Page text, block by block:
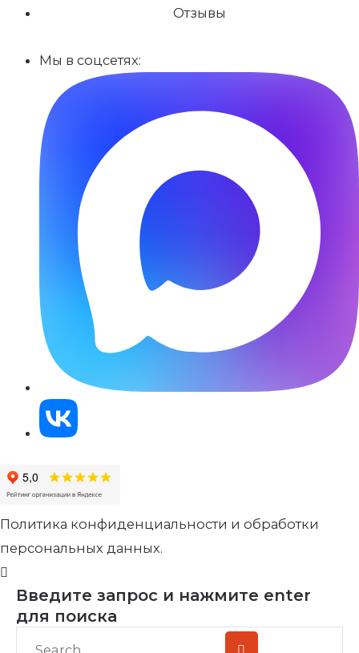
Отзывы
Мы в соцсетях:
Политика конфиденциальности и обработки
персональных данных.
Введите запрос и нажмите enter
для поиска